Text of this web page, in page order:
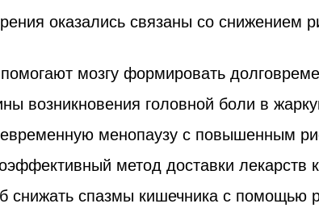
оказались связаны со снижением
мозгу формировать
возникновения головной боли в
менопаузу с повышенным
метод доставки лекарств
снижать спазмы кишечника с помощью